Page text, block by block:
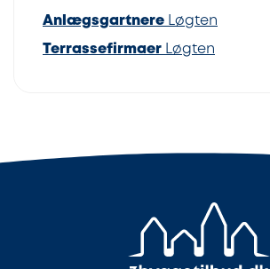
Anlægsgartnere Løgten
Terrassefirmaer Løgten